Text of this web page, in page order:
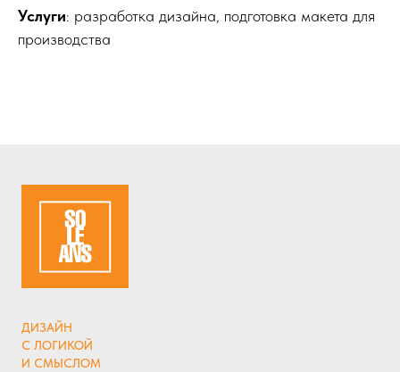
Услуги: разработка дизайна, подготовка макета для
производства
ДИЗАЙН
С ЛОГИКОЙ
И СМЫСЛОМ